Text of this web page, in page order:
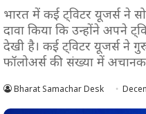
भारत में कई ट्विटर यूजर्स ने
दावा किया कि उन्होंने अपने
देखी है। कई ट्विटर यूजर्स ने
फॉलोअर्स की संख्या में अचानक
Bharat Samachar Desk